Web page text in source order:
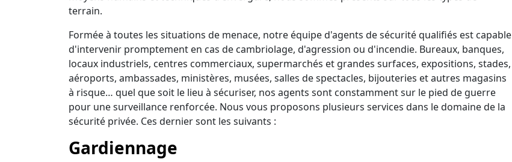
terrain.
Formée à toutes les situations de menace, notre équipe d'agents de sécurité qualifiés est capable
d'intervenir promptement en cas de cambriolage, d'agression ou d'incendie. Bureaux, banques,
locaux industriels, centres commerciaux, supermarchés et grandes surfaces, expositions, stades,
aéroports, ambassades, ministères, musées, salles de spectacles, bijouteries et autres magasins
à risque… quel que soit le lieu à sécuriser, nos agents sont constamment sur le pied de guerre
pour une surveillance renforcée. Nous vous proposons plusieurs services dans le domaine de la
sécurité privée. Ces dernier sont les suivants :
Gardiennage